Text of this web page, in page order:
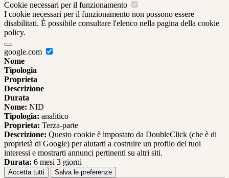
Cookie necessari per il funzionamento
I cookie necessari per il funzionamento non possono essere
disabilitati. È possibile consultare l'elenco nella pagina della cookie
policy.
google.com
Nome
Tipologia
Proprieta
Descrizione
Durata
Nome: NID
Tipologia: analitico
Proprieta: Terza-parte
Descrizione: Questo cookie è impostato da DoubleClick (che è di
proprietà di Google) per aiutarti a costruire un profilo dei tuoi
interessi e mostrarti annunci pertinenti su altri siti.
Durata: 6 mesi 3 giorni
Accetta tutti Salva le preferenze